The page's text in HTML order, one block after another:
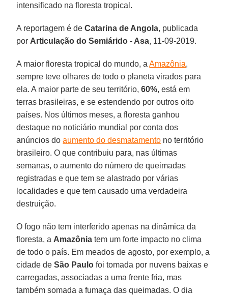
intensificado na floresta tropical.
A reportagem é deCatarina de Angola, publicada
por Articulação do Semiárido - Asa, 11-09-2019.
A maior floresta tropical do mundo, aAmazônia,
sempre teve olhares de todo o planeta virados para
ela. A maior parte de seu território,60%, está em
terras brasileiras, e se estendendo por outros oito
países. Nos últimos meses, a floresta ganhou
destaque no noticiário mundial por conta dos
anúncios doaumento do desmatamento no território
brasileiro. O que contribuiu para, nas últimas
semanas, o aumento do número de queimadas
registradas e que tem se alastrado por várias
localidades e que tem causado uma verdadeira
destruição.
O fogo não tem interferido apenas na dinâmica da
floresta, a Amazônia tem um forte impacto no clima
de todo o país. Em meados de agosto, por exemplo, a
cidade deSão Paulo foi tomada por nuvens baixas e
carregadas, associadas a uma frente fria, mas
também somada a fumaça das queimadas. O dia